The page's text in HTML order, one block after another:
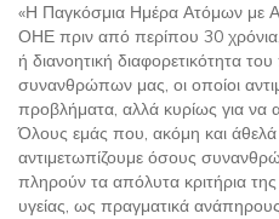
«Η Παγκόσμια Ημέρα Ατόμων με
ΟΗΕ πριν από περίπου 30 χρόνια,
ή διανοητική διαφορετικότητα
συνανθρώπων μας, οι οποίοι
προβλήματα, αλλά κυρίως για να
Όλους εμάς που, ακόμη και άθελά
αντιμετωπίζουμε όσους
πληρούν τα απόλυτα κριτήρια της
υγείας, ως πραγματικά